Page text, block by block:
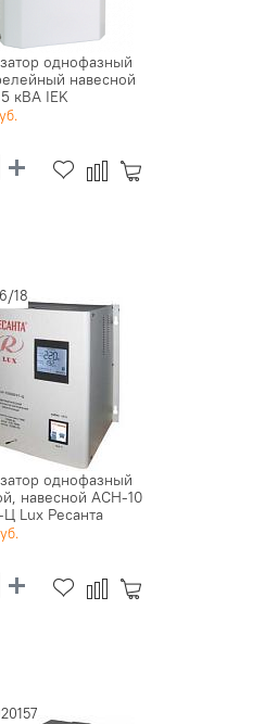
однофазный
навесной
кВА IEK
18
однофазный
навесной АСН-10
Lux Ресанта